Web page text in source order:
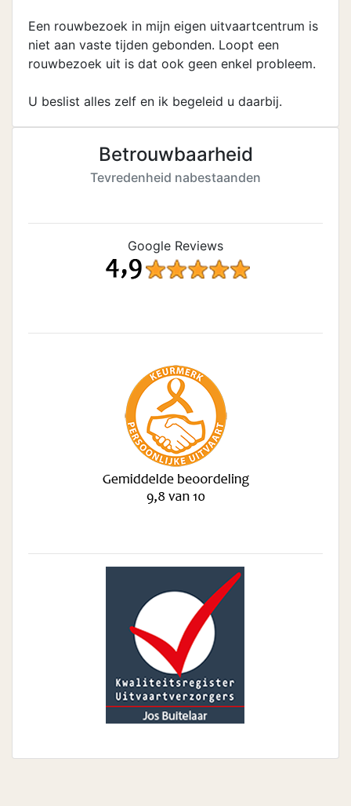
Een rouwbezoek in mijn eigen uitvaartcentrum is
niet aan vaste tijden gebonden. Loopt een
rouwbezoek uit is dat ook geen enkel probleem.
U beslist alles zelf en ik begeleid u daarbij.
Betrouwbaarheid
Tevredenheid nabestaanden
Google Reviews